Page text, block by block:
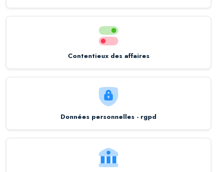
Contentieux des affaires
Données personnelles - rgpd